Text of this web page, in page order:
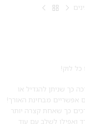
כך שניתן להגדיל או
אפשריים מבחינת האורך!
כך שאחת קצרה יותר
ואפילו לשלב עם עוד